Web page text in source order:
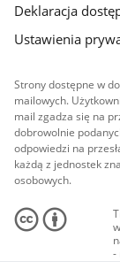
Deklaracja
Ustawienia
Strony dostępne w
mailowych.
mail zgadza się na
dobrowolnie
odpowiedzi na
każdą z jednostek
osobowych.
-